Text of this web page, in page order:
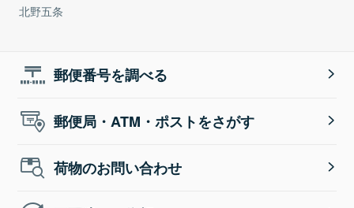
北野五条
郵便番号を調べる
郵便局・ATM・ポストをさがす
荷物のお問い合わせ